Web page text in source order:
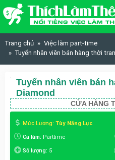
Skip to content
Trang chủ
Việc làm part-time
Tuyển nhân viên bán hàng thời
Tuyển nhân viên bán
Diamond
CỬA HÀNG
Mức Lương: Tùy Năng Lực
Ca làm: Parttime
Số lượng: 5